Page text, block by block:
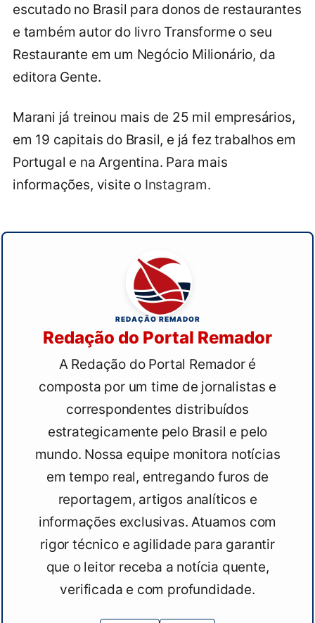
escutado no Brasil para donos de restaurantes
e também autor do livro Transforme o seu
Restaurante em um Negócio Milionário, da
editora Gente.
Marani já treinou mais de 25 mil empresários,
em 19 capitais do Brasil, e já fez trabalhos em
Portugal e na Argentina. Para mais
informações, visite o Instagram.
REDAÇÃO REMADOR
Redação do Portal Remador
A Redação do Portal Remador é
composta por um time de jornalistas e
correspondentes distribuídos
estrategicamente pelo Brasil e pelo
mundo. Nossa equipe monitora notícias
em tempo real, entregando furos de
reportagem, artigos analíticos e
informações exclusivas. Atuamos com
rigor técnico e agilidade para garantir
que o leitor receba a notícia quente,
verificada e com profundidade.